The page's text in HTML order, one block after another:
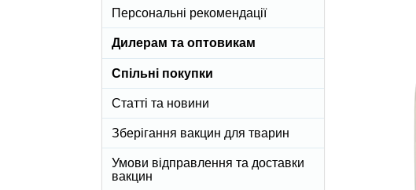
Персональні рекомендації
Дилерам та оптовикам
Спільні покупки
Статті та новини
Зберігання вакцин для тварин
Умови відправлення та доставки
вакцин